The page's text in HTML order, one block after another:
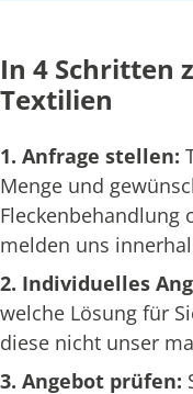
In 4 Schritten
Textilien
1. Anfrage stellen:
Menge und
Fleckenbehandlung
melden uns
2. Individuelles
welche Lösung für
diese nicht unser
3. Angebot prüfen: